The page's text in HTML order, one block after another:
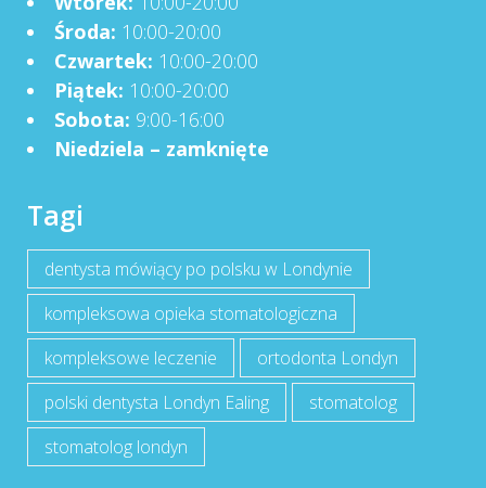
Środa: 10:00-20:00
Czwartek: 10:00-20:00
Piątek: 10:00-20:00
Sobota: 9:00-16:00
Niedziela – zamknięte
Tagi
dentysta mówiący po polsku w Londynie
kompleksowa opieka stomatologiczna
kompleksowe leczenie
ortodonta Londyn
polski dentysta Londyn Ealing
stomatolog
stomatolog londyn